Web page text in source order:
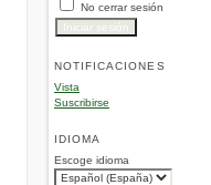
No cerrar sesión
NOTIFICACIONES
Vista
Suscribirse
IDIOMA
Escoge idioma